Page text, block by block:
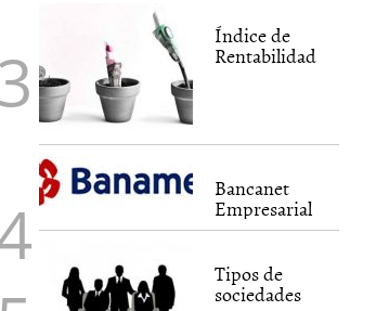
Índice de
Rentabilidad
Bancanet
Empresarial
Tipos de
sociedades